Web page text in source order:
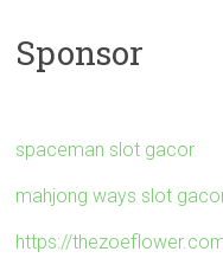
Sponsor
spaceman slot gacor
mahjong ways slot
https://